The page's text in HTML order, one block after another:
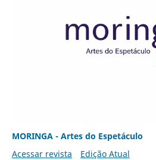
MORINGA - Artes do Espetáculo
Acessar revista
Edição Atual